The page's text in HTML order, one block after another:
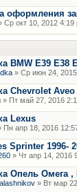
оформления
Ср окт 10, 2012 4:19
BMW E39 E38
» Ср июн 24,
Chevrolet Aveo
» Пт май 27, 2016
Lexus
Пн апр 18, 2016
Sprinter 1996-
» Чт апр 14, 2016
Опель Омега ,
» Вт мар